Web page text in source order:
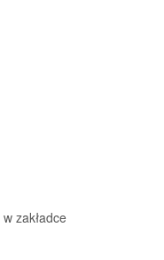
w zakładce